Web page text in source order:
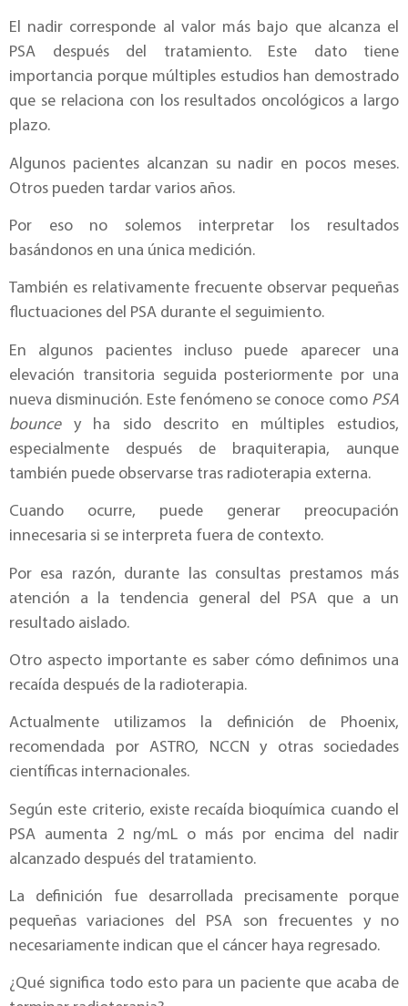
El nadir corresponde al valor más bajo que alcanza el
PSA después del tratamiento. Este dato tiene
importancia porque múltiples estudios han demostrado
que se relaciona con los resultados oncológicos a largo
plazo.
Algunos pacientes alcanzan su nadir en pocos meses.
Otros pueden tardar varios años.
Por eso no solemos interpretar los resultados
basándonos en una única medición.
También es relativamente frecuente observar pequeñas
fluctuaciones del PSA durante el seguimiento.
En algunos pacientes incluso puede aparecer una
elevación transitoria seguida posteriormente por una
nueva disminución. Este fenómeno se conoce como PSA
bouncey ha sido descrito en múltiples estudios,
especialmente después de braquiterapia, aunque
también puede observarse tras radioterapia externa.
Cuando ocurre, puede generar preocupación
innecesaria si se interpreta fuera de contexto.
Por esa razón, durante las consultas prestamos más
atención a la tendencia general del PSA que a un
resultado aislado.
Otro aspecto importante es saber cómo definimos una
recaída después de la radioterapia.
Actualmente utilizamos la definición de Phoenix,
recomendada por ASTRO, NCCN y otras sociedades
científicas internacionales.
Según este criterio, existe recaída bioquímica cuando el
PSA aumenta 2 ng/mL o más por encima del nadir
alcanzado después del tratamiento.
La definición fue desarrollada precisamente porque
pequeñas variaciones del PSA son frecuentes y no
necesariamente indican que el cáncer haya regresado.
¿Qué significa todo esto para un paciente que acaba de